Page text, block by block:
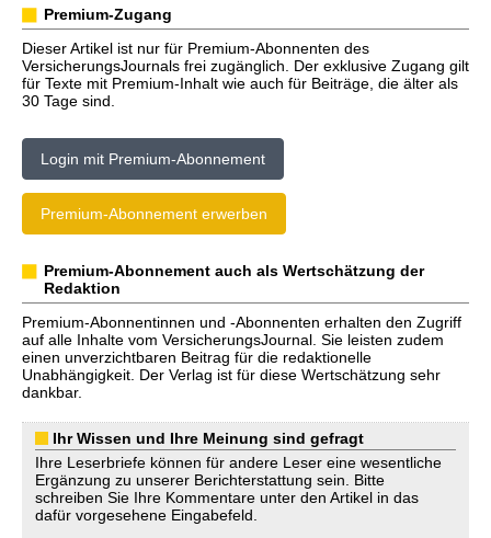
Premium-Zugang
Dieser Artikel ist nur für Premium-Abonnenten des
VersicherungsJournals frei zugänglich. Der exklusive Zugang gilt
für Texte mit Premium-Inhalt wie auch für Beiträge, die älter als
30 Tage sind.
Login mit Premium-Abonnement
Premium-Abonnement erwerben
Premium-Abonnement auch als Wertschätzung der
Redaktion
Premium-Abonnentinnen und -Abonnenten erhalten den Zugriff
auf alle Inhalte vom VersicherungsJournal. Sie leisten zudem
einen unverzichtbaren Beitrag für die redaktionelle
Unabhängigkeit. Der Verlag ist für diese Wertschätzung sehr
dankbar.
Ihr Wissen und Ihre Meinung sind gefragt
Ihre Leserbriefe können für andere Leser eine wesentliche
Ergänzung zu unserer Berichterstattung sein. Bitte
schreiben Sie Ihre Kommentare unter den Artikel in das
dafür vorgesehene Eingabefeld.